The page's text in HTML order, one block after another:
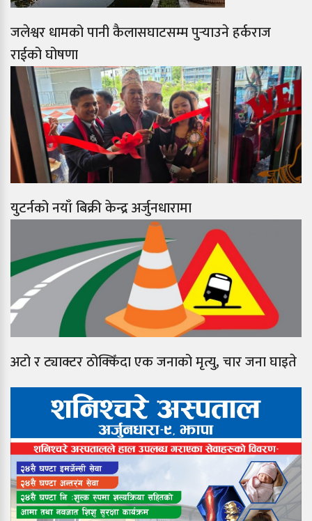
जलेश्वर धामको पानी कैलासघाटसम्म पुर्‍याउने हर्कराज
राईको घोषणा
युटर्नको नयाँ बिक्री केन्द्र अर्जुनधारामा
अटो र ट्याक्टर ठोक्किँदा एक जनाको मृत्यु, चार जना घाइते